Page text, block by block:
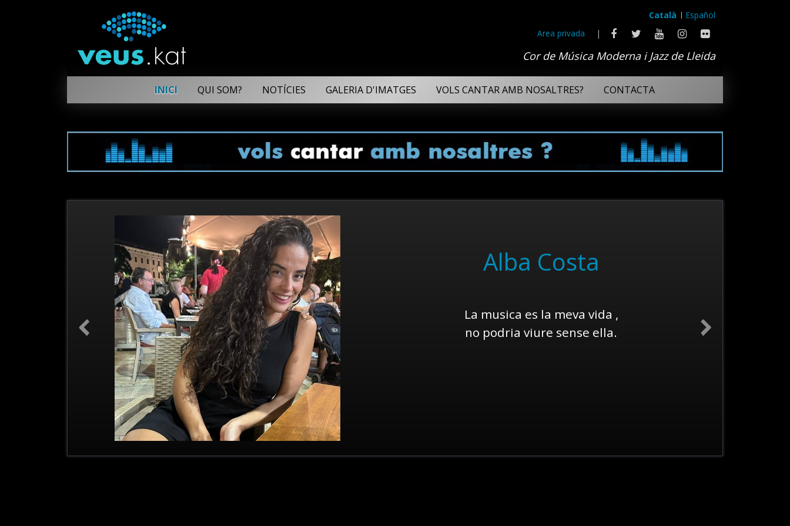
Català
Español
Area privada
|
Cor de Música Moderna i Jazz de Lleida
INICI QUI SOM? NOTÍCIES GALERIA D'IMATGES VOLS CANTAR AMB NOSALTRES? CONTACTA
Alba Costa
La musica es la meva vida ,
no podria viure sense ella.
Previous Next